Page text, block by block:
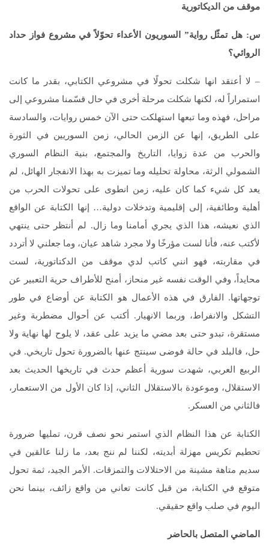
موقف من الديكاتورية
س: هل تمثّل رواية” السوريون الأعداء تحوّلاً في مشروع فواز حداد
الروائي؟
– لا أعتقد انها شكلت تحولًا في مشروعي الكتابي، بقدر ما كانت
استمراراً له، لكنها شكلت مرحلة أخرى في حال قسّمنا مشروعي إلى
مراحل، فهذه وما تبعها استهلكت حتى الآن خمس روايات، والسادسة
على الطريق، إنها عن الزمن الحالي، زمن السوريين في الثورة
والحرب من عدة زوايا، التاريخ والمجتمع، بنية النظام السوري
الشمولي الرثة، محاولة تحليله وما تميزت به بهذا الانفجار الهائل، لم
يعد كل شيء كما كان عليه، زمن انطوى على تحولات الحرب من
أهلية وطائفية، إلى إقليمية وتدخلات دولية… إنها الكتابة عن الواقع
الذي نعيشه، هذا الذي يجري أمامنا وما زال. لم أنتظر حتى ينتهي
لأكتب عنه، فأنا لست مؤرخًا ولا مجرد شاهد عيان، وما جعلني لا أتردد
في مقاربته، فهو انني كاتب لدي موقف من الدكتاتورية، لست
محايداً، وفي الوقت نفسه غير منحاز، أمنح للأطراف حرية التعبير عن
توجهاتها. الفارق في هذه الأعمال هو الكتابة عن أوضاع في طور
التشكل والانفراط، وربما الانهيار. أكتب عن أحوال مضطربة وغير
مستقرة، تبدو حتى بعد مضي ما يزيد على عقد، لا يلوح لها نهاية ولا
حل، فالبلد في حالة فوضى سينتج عنها بالضرورة تحول تاريخي. في
الربيع العربي، شهدت سورية أعظم حدث في تاريخها الحديث بعد
الاستقلال، وموعودة بالاستقلال الثاني، إذا كان الأول من الاستعمار،
فالثاني من العسكر.
الكتابة عن هذا النظام الذي استمر نحو نصف قرن، تمليها ضرورة
تحطيم تكريس مهزلة أبديته، لكننا لم ننج بعد، ما زلنا عالقين في
سديم متاهة مشينة من الاحتلالات والتمزقات. الأمر الجيد، ثمة تحول
متوقع في الكتابة، من قبل كانت تعاني من واقع زائف، بينما نحن
اليوم في صلب واقع حقيقي.
الماضي المتصل بالحاضر